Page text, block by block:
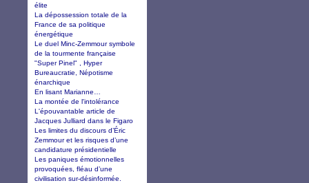
élite
La dépossession totale de la
France de sa politique
énergétique
Le duel Minc-Zemmour symbole
de la tourmente française
"Super Pinel" , Hyper
Bureaucratie, Népotisme
énarchique
En lisant Marianne…
La montée de l'intolérance
L'épouvantable article de
Jacques Julliard dans le Figaro
Les limites du discours d’Éric
Zemmour et les risques d’une
candidature présidentielle
Les paniques émotionnelles
provoquées, fléau d’une
civilisation sur-désinformée.